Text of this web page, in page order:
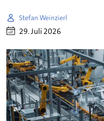
Stefan Weinzierl
29. Juli 2026